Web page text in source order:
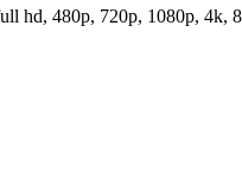
hd, 480p, 720p, 1080p, 4k,